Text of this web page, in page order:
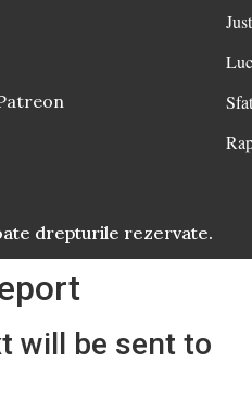
drepturile rezervate.
will be sent to